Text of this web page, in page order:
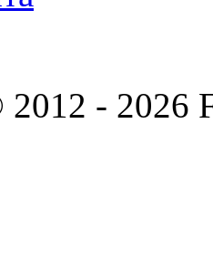
- 2026